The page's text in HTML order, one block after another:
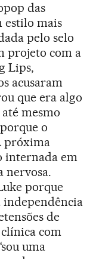
das
estilo mais
pelo selo
projeto com a
Lips,
acusaram
que era algo
mesmo
o
próxima
internada em
nervosa.
porque
independência
de
com
uma